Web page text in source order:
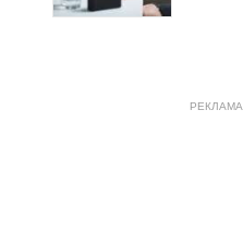
РЕКЛАМА